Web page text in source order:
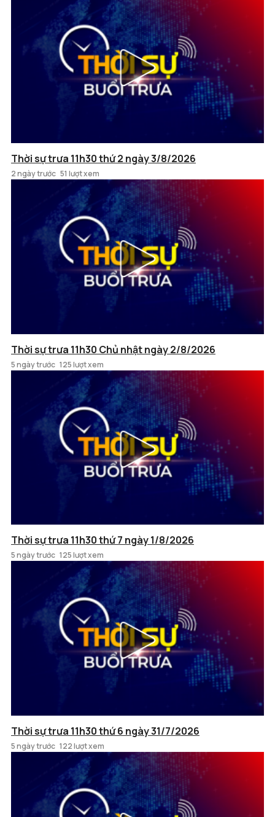
Thời sự trưa 11h30 thứ 2 ngày 3/8/2026
2 ngày trước 51 lượt xem
Thời sự trưa 11h30 Chủ nhật ngày 2/8/2026
5 ngày trước 125 lượt xem
Thời sự trưa 11h30 thứ 7 ngày 1/8/2026
5 ngày trước 125 lượt xem
Thời sự trưa 11h30 thứ 6 ngày 31/7/2026
5 ngày trước 122 lượt xem